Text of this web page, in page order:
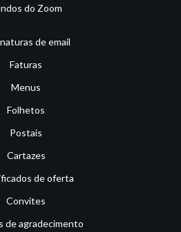
do Zoom
de email
Faturas
Menus
Folhetos
Postais
Cartazes
de oferta
Convites
de agradecimento